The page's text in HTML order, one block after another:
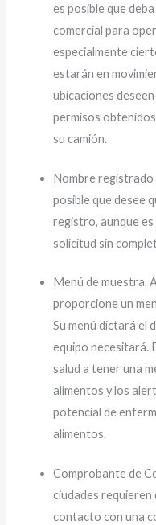
es posible que
comercial para
especialmente
estarán en
ubicaciones
permisos
su camión.
Nombre registrado
posible que desee
registro, aunque
solicitud sin
Menú de muestra.
proporcione un
Su menú dictará el
equipo necesitará.
salud a tener una
alimentos y los
potencial de
alimentos.
Comprobante de
ciudades requieren
contacto con una